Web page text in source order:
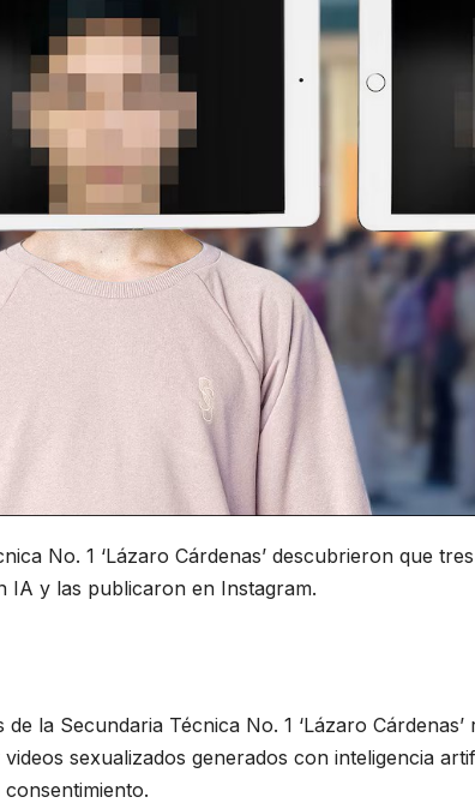
No. 1 ‘Lázaro Cárdenas’ descubrieron que
y las publicaron en Instagram.
la Secundaria Técnica No. 1 ‘Lázaro
sexualizados generados con inteligencia